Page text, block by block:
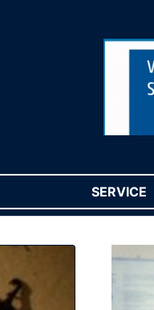
SERVICE